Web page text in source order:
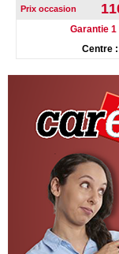
Prix occasion
Garantie 1
Centre :